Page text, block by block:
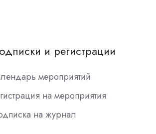
и регистрации
мероприятий
на мероприятия
на журнал